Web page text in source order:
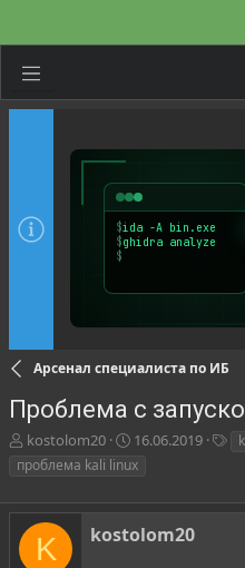
Арсенал специалиста по ИБ
Проблема с
А
в
т
о
р
kostolom20
Д
а
а
н
а
16.06.2019
и
проблема kali linux
K kostolom20